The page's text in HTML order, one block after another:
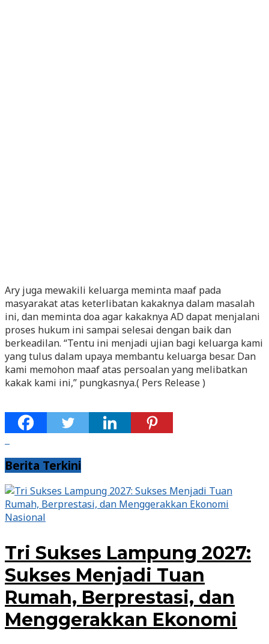
Ary juga mewakili keluarga meminta maaf pada
masyarakat atas keterlibatan kakaknya dalam masalah
ini, dan meminta doa agar kakaknya AD dapat menjalani
proses hukum ini sampai selesai dengan baik dan
berkeadilan. “Tentu ini menjadi ujian bagi keluarga kami
yang tulus dalam upaya membantu keluarga besar. Dan
kami memohon maaf atas persoalan yang melibatkan
kakak kami ini,” pungkasnya.( Pers Release )
Berita Terkini
Nasional
Tri Sukses Lampung 2027:
Sukses Menjadi Tuan
Rumah, Berprestasi, dan
Menggerakkan Ekonomi